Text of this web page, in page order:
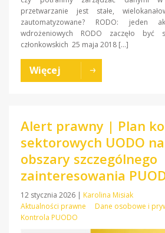
przetwarzanie jest stałe,
zautomatyzowane? RODO:
wdrożeniowych RODO zaczęło być
członkowskich 25 maja 2018 […]
Więcej
Alert prawny | Plan
sektorowych UODO
obszary szczególnego
zainteresowania
12 stycznia 2026 | Karolina Misiak
Aktualności prawne
Dane osobowe i
Kontrola PUODO